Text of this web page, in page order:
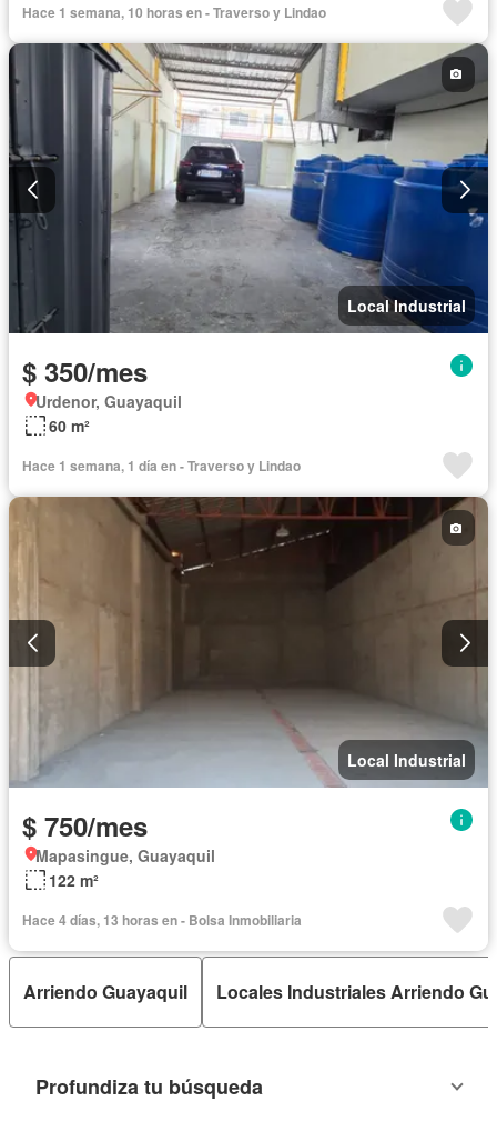
Hace 1 semana, 10 horas en - Traverso y Lindao
Local Industrial
$ 350/mes
Urdenor, Guayaquil
60 m²
Hace 1 semana, 1 día en - Traverso y Lindao
Local Industrial
$ 750/mes
Mapasingue, Guayaquil
122 m²
Hace 4 días, 13 horas en - Bolsa Inmobiliaria
Arriendo Guayaquil Locales Industriales Arriendo
Profundiza tu búsqueda